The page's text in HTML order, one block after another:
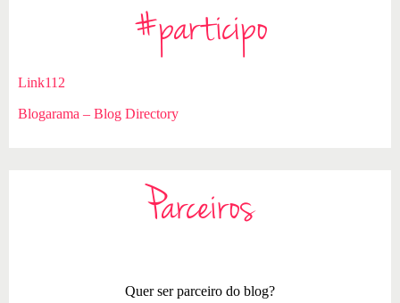
#participo
Link112
Blogarama – Blog Directory
Parceiros
Quer ser parceiro do blog?